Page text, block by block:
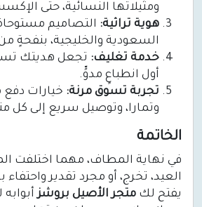
ومثيلاتها النسائية، حتى
هوية تراثية: التصاميم
السعودية والخليجية، بنفحةٍ
خدمة تغليف: تجعل هديتك
أول انطباعٍ مدوٍّ.
تجربة تسوق مرنة: خيارات دفع
وتمارا، وتوصيل سريع إلى كل
الخاتمة
في نهاية المطاف، مهما اختلفت
العيد، تخرج، أو مجرد تقدير
يفتح لك متجر الأصيل بروشز